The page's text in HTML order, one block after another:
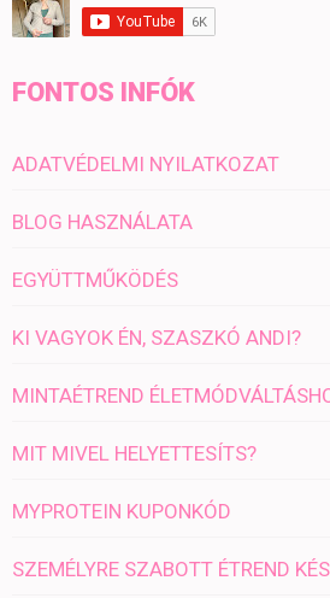
FONTOS INFÓK
ADATVÉDELMI NYILATKOZAT
BLOG HASZNÁLATA
EGYÜTTMŰKÖDÉS
KI VAGYOK ÉN, SZASZKÓ ANDI?
MINTAÉTREND
MIT MIVEL HELYETTESÍTS?
MYPROTEIN KUPONKÓD
SZEMÉLYRE SZABOTT ÉTREND